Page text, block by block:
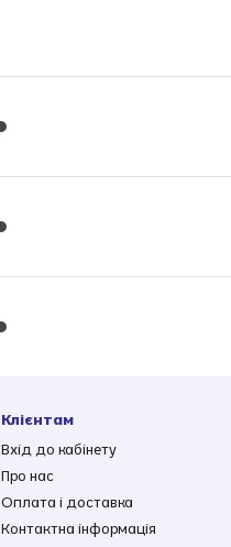
Клієнтам
Вхід до кабінету
Про нас
Оплата і доставка
Контактна інформація